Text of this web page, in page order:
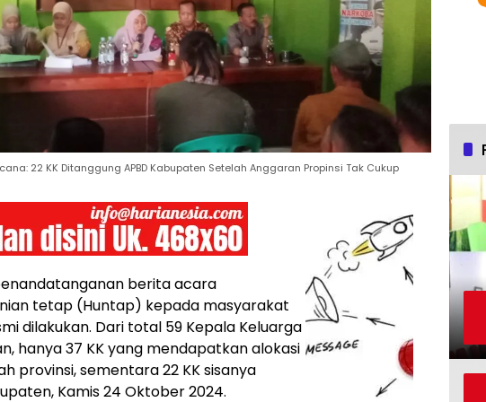
22 KK Ditanggung APBD Kabupaten Setelah Anggaran Propinsi Tak Cukup
berita acara
tetap (Huntap) kepada masyarakat
dilakukan. Dari total 59 Kepala Keluarga
hanya 37 KK yang mendapatkan alokasi
provinsi, sementara 22 KK sisanya
Kamis 24 Oktober 2024.